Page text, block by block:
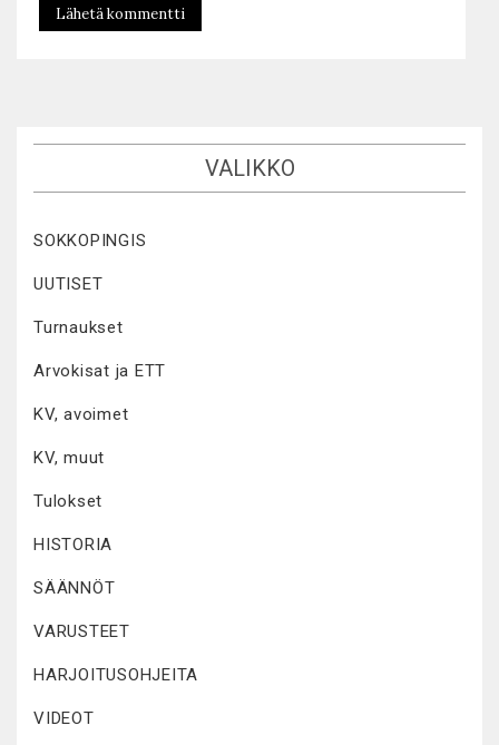
VALIKKO
SOKKOPINGIS
UUTISET
Turnaukset
Arvokisat ja ETT
KV, avoimet
KV, muut
Tulokset
HISTORIA
SÄÄNNÖT
VARUSTEET
HARJOITUSOHJEITA
VIDEOT